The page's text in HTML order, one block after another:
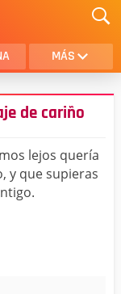
MÁS
AMOR
HIJA
HIJO
de cariño
lejos quería
y que supieras